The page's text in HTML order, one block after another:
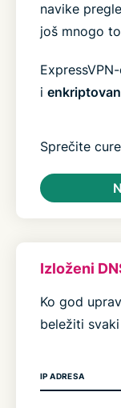
navike
još mnogo
i
Sprečite
Izloženi
Ko god
beležiti
IP ADRESA